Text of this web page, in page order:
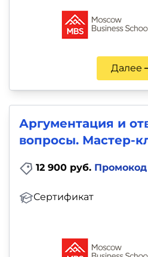
Далее
Аргументация и
вопросы. Мастер-
12 900 руб. Промокод
Сертификат